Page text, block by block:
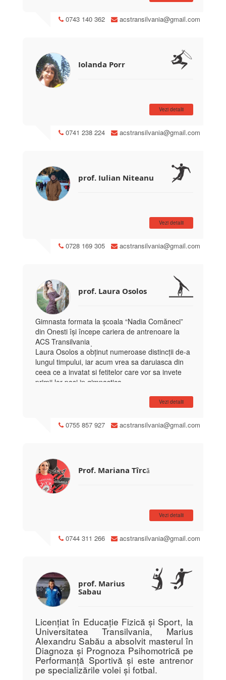
0743 140 362 acstransilvania@gmail.com
Iolanda Porr
Vezi detalii
0741 238 224 acstransilvania@gmail.com
prof. Iulian Niteanu
Vezi detalii
0728 169 305 acstransilvania@gmail.com
prof. Laura Osolos
Gimnasta formata la școala “Nadia Comăneci”
din Onesti își începe cariera de antrenoare la
ACS Transilvania.
Laura Osolos a obținut numeroase distincții de-a
lungul timpului, iar acum vrea sa daruiasca din
ceea ce a invatat si fetitelor care vor sa invete
primii lor pasi in gimnastica.
"Mă bucur ca am oportunitatea de a face parte
din ACS Transilvania, unde o să ma dedic întru
acest sport minunat alături de copii, dorind ca
Vezi detalii
0755 857 927 acstransilvania@gmail.com
Prof. Mariana Tîrcă
Vezi detalii
0744 311 266 acstransilvania@gmail.com
prof. Marius
Sabau
Licențiat în Educație Fizică și Sport, la
Universitatea Transilvania, Marius
Alexandru Sabău a absolvit masterul în
Diagnoza și Prognoza Psihomotrică pe
Performanță Sportivă și este antrenor
pe specializările volei și fotbal.